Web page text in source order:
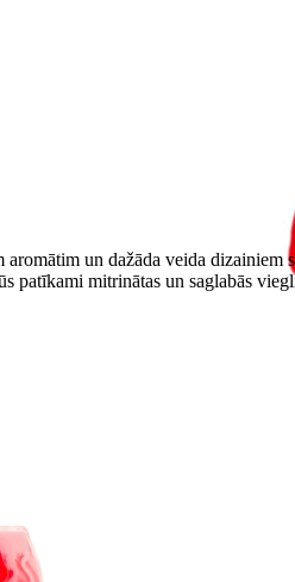
un dažāda veida
patīkami mitrinātas un saglabās